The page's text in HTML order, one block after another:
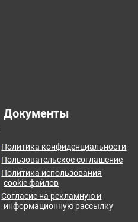
Документы
Политика конфиденциальности
Пользовательское соглашение
Политика использования
cookie файлов
Согласие на рекламную и
информационную рассылку